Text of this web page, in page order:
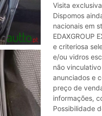
Visita
Dispomos
nacionais em
EDAXGROUP
e criteriosa
e/ou vidros
não
anunciados e
preço de
informações,
Possibilidade